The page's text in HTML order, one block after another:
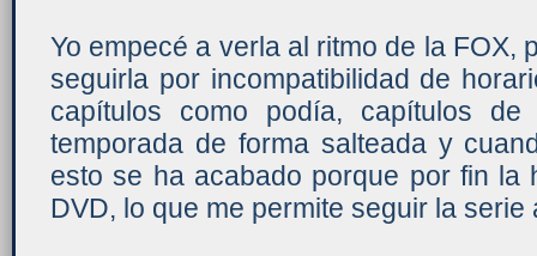
Yo empecé a verla al ritmo de la FOX,
seguirla por incompatibilidad de
capítulos como podía, capítulos
temporada de forma salteada y
esto se ha acabado porque por fin la
DVD, lo que me permite seguir la serie